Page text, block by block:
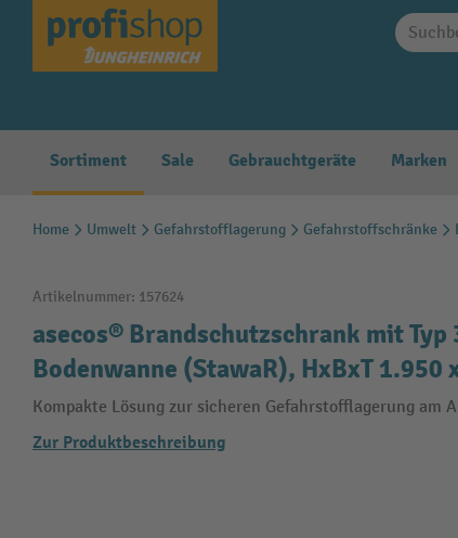
Zur Hauptnavigation springen
Sortiment Sale Gebrauchtgeräte Marken
Home Umwelt Gefahrstofflagerung Gefahrstoffschränke
Artikelnummer: 157624
asecos® Brandschutzschrank mit Typ
Bodenwanne (StawaR), HxBxT 1.950
Kompakte Lösung zur sicheren Gefahrstofflagerung am
Zur Produktbeschreibung